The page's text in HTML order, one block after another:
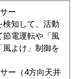
ZRMP80G3
PDZ-
PDZ-ZRMP80GV
ー
検知して、活動
節電運転や「風
風よけ」制御を
ー（4方向天井